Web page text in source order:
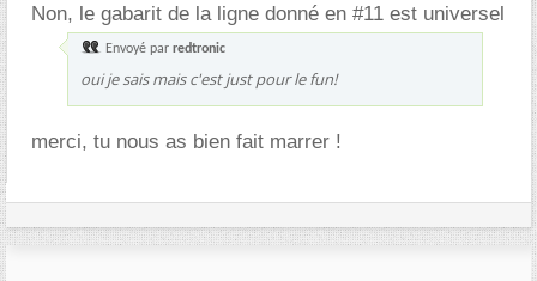
Non, le gabarit de la ligne donné en #11 est universel
Envoyé par redtronic
oui je sais mais c'est just pour le fun!
merci, tu nous as bien fait marrer !